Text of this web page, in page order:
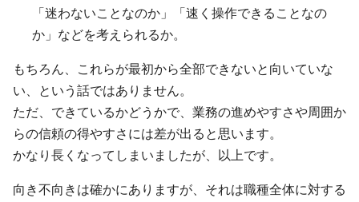
「迷わないことなのか」「速く操作できることなの
か」などを考えられるか。
もちろん、これらが最初から全部できないと向いていな
い、という話ではありません。
ただ、できているかどうかで、業務の進めやすさや周囲か
らの信頼の得やすさには差が出ると思います。
かなり長くなってしまいましたが、以上です。
向き不向きは確かにありますが、それは職種全体に対する